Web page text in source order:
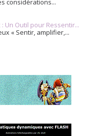
considérations...
Un Outil pour Ressentir...
« Sentir, amplifier,...